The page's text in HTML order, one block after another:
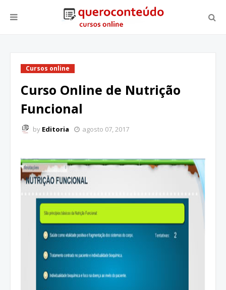
Cursos online
Curso Online de Nutrição
Funcional
by Editoria agosto 07, 2017